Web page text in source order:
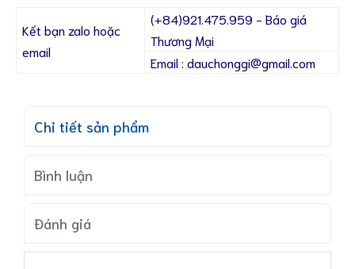
Kết bạn zalo hoặc
email
(+84)921.475.959 - Báo giá
Thương Mại
Email : dauchonggi@gmail.com
Chi tiết sản phẩm
Bình luận
Đánh giá